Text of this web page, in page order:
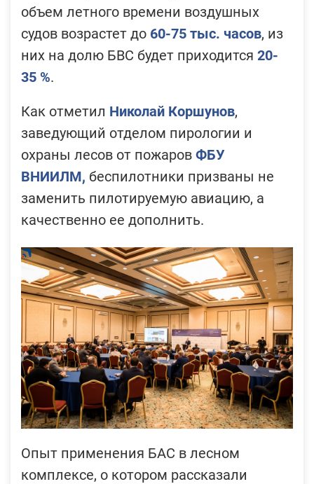
объем летного времени воздушных
судов возрастет до 60-75 тыс. часов, из
них на долю БВС будет приходится 20-
35 %.
Как отметил Николай Коршунов,
заведующий отделом пирологии и
охраны лесов от пожаров ФБУ
ВНИИЛМ, беспилотники призваны не
заменить пилотируемую авиацию, а
качественно ее дополнить.
Опыт применения БАС в лесном
комплексе, о котором рассказали